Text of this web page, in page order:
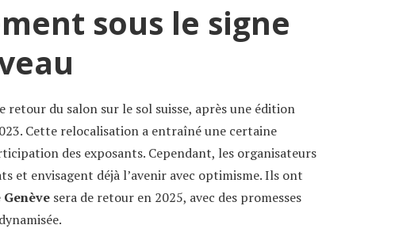
sous le signe
retour du salon sur le sol suisse, après une édition
Cette relocalisation a entraîné une certaine
des exposants. Cependant, les organisateurs
et envisagent déjà l’avenir avec optimisme. Ils ont
Genève sera de retour en 2025, avec des promesses